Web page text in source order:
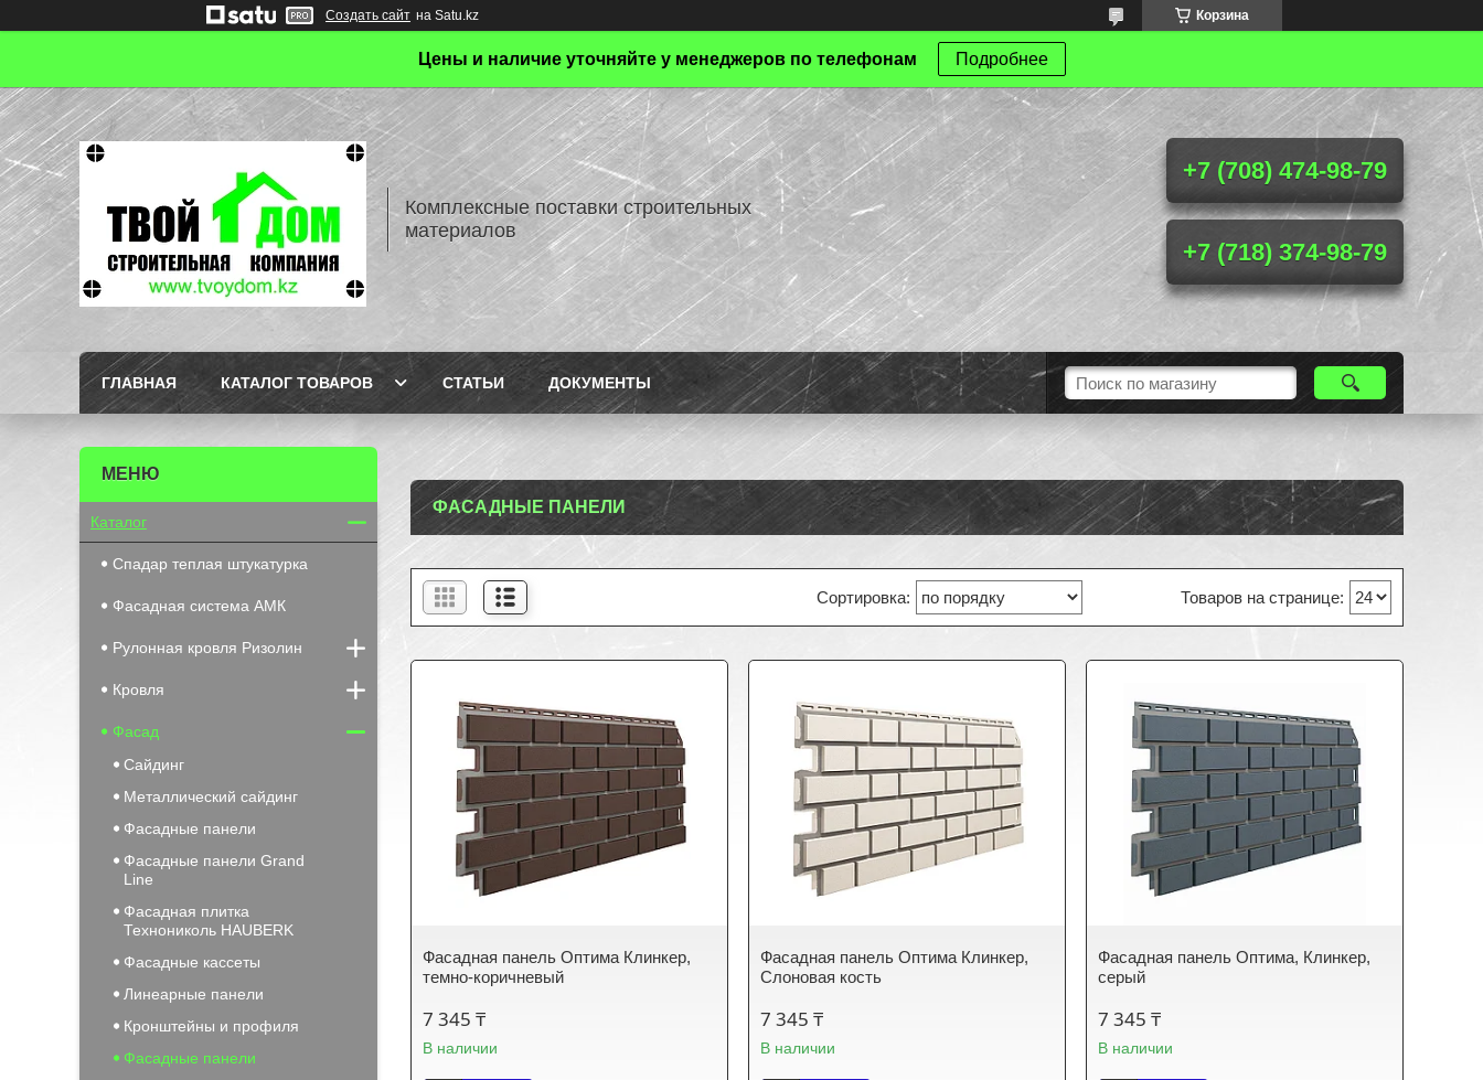
Создать сайт на Satu.kz Корзина
Цены и наличие уточняйте у менеджеров по телефонам Подробнее
Комплексные поставки строительных
материалов
+7 (708) 474-98-79
+7 (718) 374-98-79
ГЛАВНАЯ КАТАЛОГ ТОВАРОВ СТАТЬИ ДОКУМЕНТЫ
ФАСАДНЫЕ ПАНЕЛИ
Фасадная панель Оптима Клинкер,
темно-коричневый
7 345 ₸
В наличии
Фасадная панель Оптима Клинкер,
Слоновая кость
7 345 ₸
В наличии
Фасадная панель Оптима, Клинкер,
серый
7 345 ₸
В наличии
Каталог
Спадар теплая штукатурка
Фасадная система АМК
Рулонная кровля Ризолин
Кровля
Фасад
Сайдинг
Металлический сайдинг
Фасадные панели
Фасадные панели Grand
Line
Фасадная плитка
Технониколь HAUBERK
Фасадные кассеты
Линеарные панели
Кронштейны и профиля
Фасадные панели